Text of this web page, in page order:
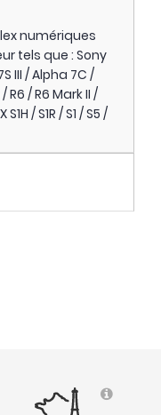
numériques
tels que : Sony
III / Alpha 7C /
R6 / R6 Mark II /
/ S1R / S1 / S5 /